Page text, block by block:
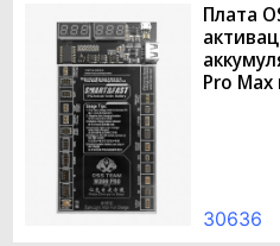
Плата
Pro
30636